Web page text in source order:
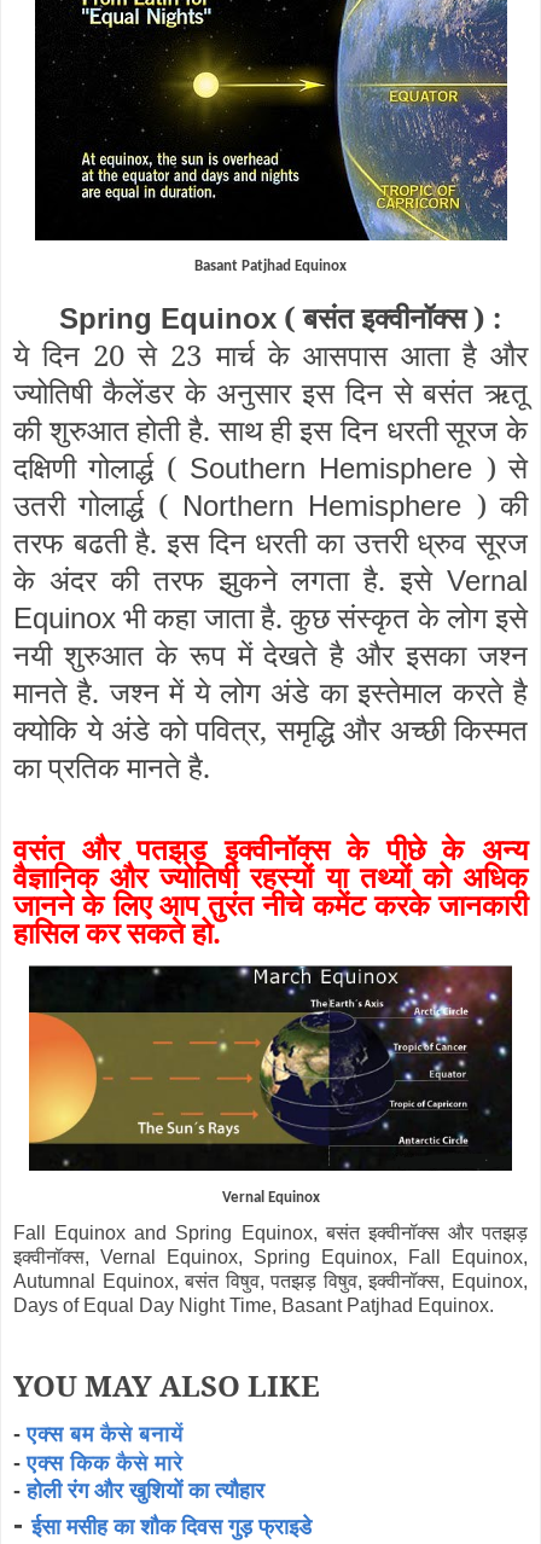
Basant Patjhad Equinox
Spring Equinox ( बसंत इक्वीनॉक्स ) :
ये दिन 20 से 23 मार्च के आसपास आता है और
ज्योतिषी कैलेंडर के अनुसार इस दिन से बसंत ऋतू
की शुरुआत होती है. साथ ही इस दिन धरती सूरज के
दक्षिणी गोलार्द्ध (Southern Hemisphere ) से
उतरी गोलार्द्ध (Northern Hemisphere ) की
तरफ बढती है. इस दिन धरती का उत्तरी ध्रुव सूरज
के अंदर की तरफ झुकने लगता है. इसे Vernal
Equinox भी कहा जाता है. कुछ संस्कृत के लोग इसे
नयी शुरुआत के रूप में देखते है और इसका जश्न
मानते है. जश्न में ये लोग अंडे का इस्तेमाल करते है
क्योकि ये अंडे को पवित्र, समृद्धि और अच्छी किस्मत
का प्रतिक मानते है.
वसंत और पतझड़ इक्वीनॉक्स के पीछे के अन्य
वैज्ञानिक और ज्योतिषी रहस्यों या तथ्यों को अधिक
जानने के लिए आप तुरंत नीचे कमेंट करके जानकारी
हासिल कर सकते हो.
Vernal Equinox
Fall Equinox and Spring Equinox, बसंत इक्वीनॉक्स और पतझड़
इक्वीनॉक्स, Vernal Equinox, Spring Equinox, Fall Equinox,
Autumnal Equinox, बसंत विषुव, पतझड़ विषुव, इक्वीनॉक्स, Equinox,
Days of Equal Day Night Time, Basant Patjhad Equinox.
YOU MAY ALSO LIKE
-एक्स बम कैसे बनायें
-एक्स किक कैसे मारे
-होली रंग और खुशियों का त्यौहार
-ईसा मसीह का शौक दिवस गुड़ फ्राइडे